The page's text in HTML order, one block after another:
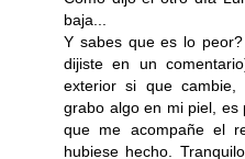
baja...
Y sabes que es lo
dijiste en un
exterior si que
grabo algo en mi piel, es
que me acompañe el
hubiese hecho.